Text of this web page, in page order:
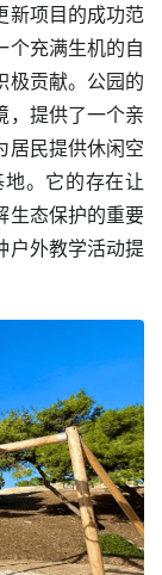
新项目的成功范
个充满生机的自
极贡献。公园的
，提供了一个亲
居民提供休闲空
。它的存在让
生态保护的重要
户外教学活动提